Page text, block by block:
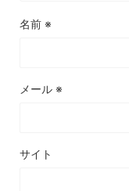
名前 ※
メール ※
サイト